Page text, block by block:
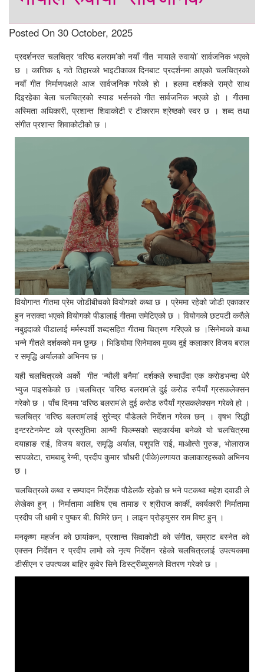
Posted On 30 October, 2025
प्रदर्शनरत चलचित्र ‘वरिष्ठ बलराम’को नयाँ गीत ‘मायाले रुवायो’ सार्वजनिक भएको
छ । कात्तिक ६ गते तिहारको भाइटीकाका दिनबाट प्रदर्शनमा आएको चलचित्रको
नयाँ गीत निर्माणपक्षले आज सार्वजनिक गरेको हो । हलमा दर्शकले राम्रो साथ
दिइरहेका बेला चलचित्रको स्याड भर्सनको गीत सार्वजनिक भएको हो । गीतमा
अस्मिता अधिकारी, प्रशान्त शिवाकोटी र टीकाराम श्रेष्ठको स्वर छ । शब्द तथा
संगीत प्रशान्त शिवाकोटीको छ ।
वियोगान्त गीतमा प्रेम जोडीबीचको वियोगको कथा छ । प्रेममा रहेको जोडी एकाकार
हुन नसक्दा भएको वियोगको पीडालाई गीतमा समेटिएको छ । वियोगको छटपटी कसैले
नबुझ्दाको पीडालाई मर्मस्पर्शी शब्दसहित गीतमा चित्रण गरिएको छ ।सिनेमाको कथा
भन्ने गीतले दर्शकको मन छुन्छ । भिडियोमा सिनेमाका मुख्य दुई कलाकार विजय बराल
र समृद्धि अर्यालको अभिनय छ ।
यही चलचित्रको अर्को गीत ‘न्यौली बनैमा’ दर्शकले रुचाउँदा एक करोडभन्दा धेरै
भ्युज पाइसकेको छ ।चलचित्र ‘वरिष्ठ बलराम’ले दुई करोड रुपैयाँ ग्रसकलेक्सन
गरेको छ । पाँच दिनमा ‘वरिष्ठ बलराम’ले दुई करोड रुपैयाँ ग्रसकलेक्सन गरेको हो ।
चलचित्र ‘वरिष्ठ बलराम’लाई सुरेन्द्र पौडेलले निर्देशन गरेका छन् । वृषभ सिद्धी
इन्टरटेनमेन्ट को प्रस्तुतिमा आन्भी फिल्म्सको सहकार्यमा बनेको यो चलचित्रमा
दयाहाङ राई, विजय बराल, समृद्धि अर्याल, पशुपति राई, माओत्से गुरुङ, भोलाराज
सापकोटा, रामबाबु रेग्मी, प्रदीप कुमार चौधरी (पीके)लगायत कलाकारहरूको अभिनय
छ ।
चलचित्रको कथा र सम्पादन निर्देशक पौडेलकै रहेको छ भने पटकथा महेश दवाडी ले
लेखेका हुन् । निर्मातामा आशिष एच तामाङ र श्रीराज कार्की, कार्यकारी निर्मातामा
प्रदीप जी धामी र पुष्कर बी. घिमिरे छन् । लाइन प्रोड्युसर राम विष्ट हुन् ।
मनकृष्ण महर्जन को छायांकन, प्रशान्त सिवाकोटी को संगीत, सम्राट बस्नेत को
एक्सन निर्देशन र प्रदीप लामो को नृत्य निर्देशन रहेको चलचित्रलाई उपत्यकामा
डीसीएन र उपत्यका बाहिर कुवेर सिने डिस्ट्रीब्युसनले वितरण गरेको छ ।